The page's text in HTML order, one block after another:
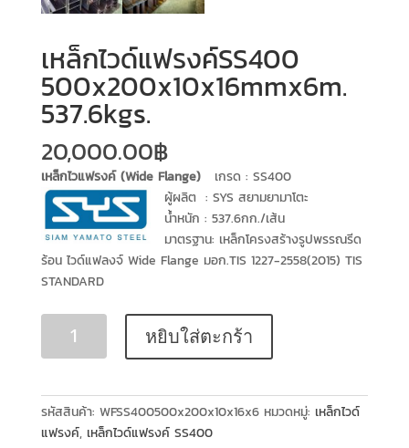
เหล็กไวด์แฟรงค์SS400
500x200x10x16mmx6m.
537.6kgs.
20,000.00฿
เหล็กไวแฟรงค์ (Wide Flange) เกรด : SS400
ผู้ผลิต : SYS สยามยามาโตะ
น้ำหนัก : 537.6กก./เส้น
มาตรฐาน: เหล็กโครงสร้างรูปพรรณรีด
ร้อน ไวด์แฟลงจ์ Wide Flange มอก.TIS 1227-2558(2015) TIS
STANDARD
หยิบใส่ตะกร้า
รหัสสินค้า: WFSS400500x200x10x16x6 หมวดหมู่: เหล็กไวด์
แฟรงค์, เหล็กไวด์แฟรงค์ SS400